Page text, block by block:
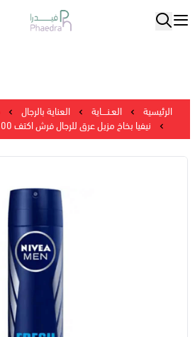
الرئيسية العـنــــاية العناية بالرجال
نيفيا بخاخ مزيل عرق للرجال فرش اكتف 200